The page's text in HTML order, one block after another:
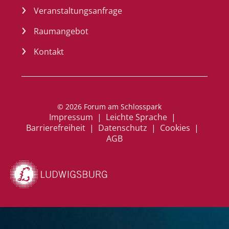
Veranstaltungsanfrage
Raumangebot
Kontakt
© 2026 Forum am Schlosspark
n
m
Impressum | Leichte Sprache |
Barrierefreiheit | Datenschutz | Cookies |
AGB